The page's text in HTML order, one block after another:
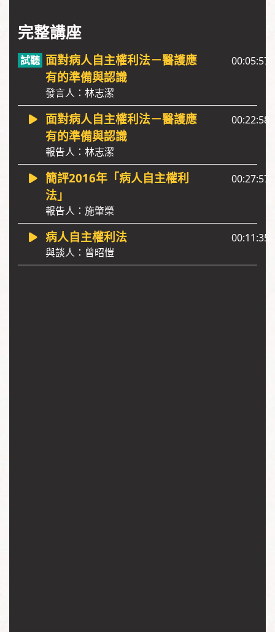
完整講座
面對病人自主權利法－醫護應
有的準備與認識
發言人：林志潔
00:05:57
面對病人自主權利法－醫護應
有的準備與認識
報告人：林志潔
00:22:58
簡評2016年「病人自主權利
法」
報告人：施肇榮
00:27:57
病人自主權利法
與談人：曾昭愷
00:11:35